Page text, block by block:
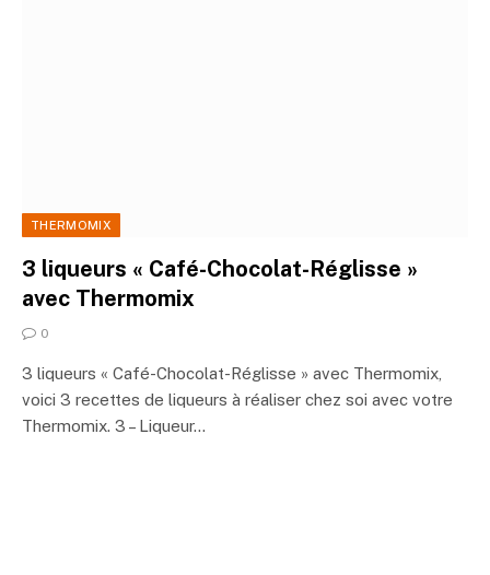
THERMOMIX
3 liqueurs « Café-Chocolat-Réglisse »
avec Thermomix
0
3 liqueurs « Café-Chocolat-Réglisse » avec Thermomix,
voici 3 recettes de liqueurs à réaliser chez soi avec votre
Thermomix. 3 – Liqueur…